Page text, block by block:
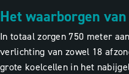
Het waarborgen
In totaal zorgen 750 meter
verlichting van zowel 18
grote koelcellen in het